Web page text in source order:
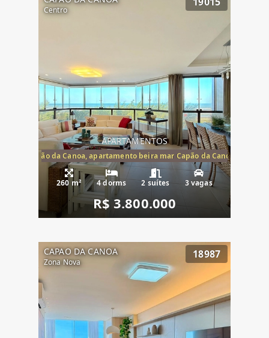
Centro
APARTAMENTOS
mar Capão da Canoa, apartamento beira mar Capão da Canoa,
260 m² 4 dorms 2 suítes 3 vagas
R$ 3.800.000
CAPAO DA CANOA
Zona Nova
18987